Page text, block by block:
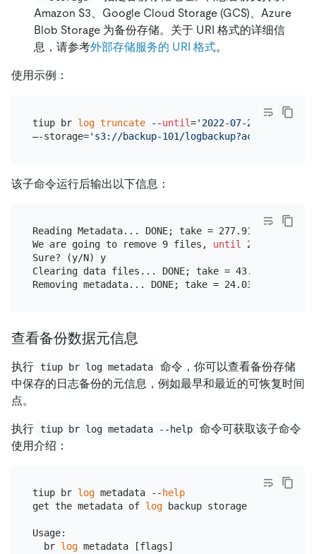
Amazon S3、Google Cloud Storage (GCS)、Azure
Blob Storage 为备份存储。关于 URI 格式的详细信
息，请参考外部存储服务的 URI 格式。
使用示例：
tiup br log truncate --until='2022-07-26
–-storage='s3://backup-101/logbackup?access-
该子命令运行后输出以下信息：
Reading Metadata... DONE; take = 277.911599ms
We are going to remove 9 files, until
2022-07-26
Sure? (y/N) y
Clearing data files... DONE; take = 43.504161ms,
查看备份数据元信息
执行 tiup br log metadata
命令，你可以查看备份存储
中保存的日志备份的元信息，例如最早和最近的可恢复时间
点。
执行 tiup br log metadata --help
命令可获取该子命令
使用介绍：
tiup br log metadata -- help
get the metadata of log backup storage
Usage:
  br
log metadata [flags]